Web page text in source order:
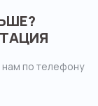
нам по телефону